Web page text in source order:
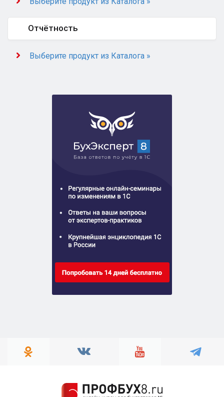
Отчётность
Выберите продукт из Каталога »